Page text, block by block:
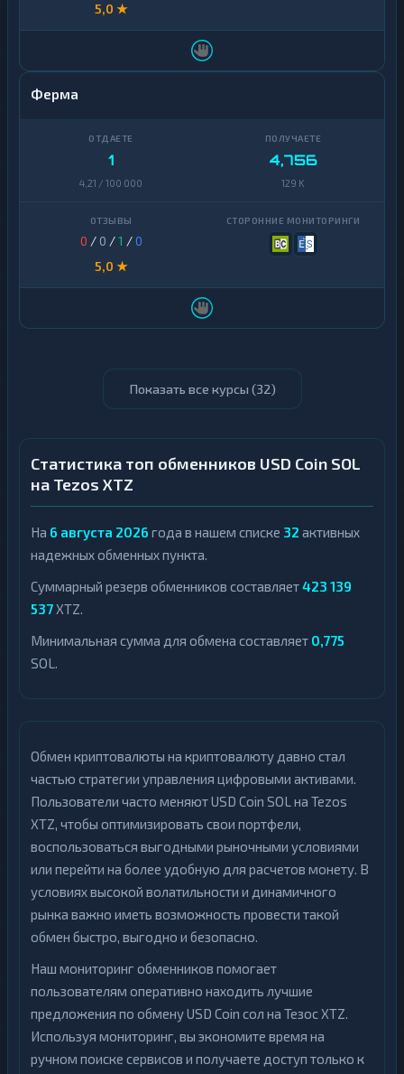
5,0 ★
Ферма
1
4,21 / 100 000
4,756
129 K
0 / 0 /1 /0
5,0 ★
Показать все курсы (32)
Статистика топ обменников USD Coin SOL
на Tezos XTZ
На 6 августа 2026 года в нашем списке 32 активных
надежных обменных пункта.
Суммарный резерв обменников составляет423 139
537XTZ.
Минимальная сумма для обмена составляет 0,775
SOL.
Обмен криптовалюты на криптовалюту давно стал
частью стратегии управления цифровыми активами.
Пользователи часто меняют USD Coin SOL на Tezos
XTZ, чтобы оптимизировать свои портфели,
воспользоваться выгодными рыночными условиями
или перейти на более удобную для расчетов монету. В
условиях высокой волатильности и динамичного
рынка важно иметь возможность провести такой
обмен быстро, выгодно и безопасно.
Наш мониторинг обменников помогает
пользователям оперативно находить лучшие
предложения по обмену USD Coin сол на Тезос XTZ.
Используя мониторинг, вы экономите время на
ручном поиске сервисов и получаете доступ только к